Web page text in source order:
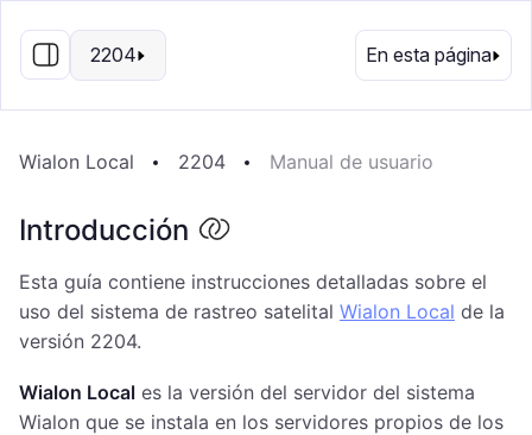
ES
2204 En esta página
Wialon Local 2204 Manual de usuario
Introducción
Esta guía contiene instrucciones detalladas sobre el
uso del sistema de rastreo satelital Wialon Local de la
versión 2204.
Wialon Local es la versión del servidor del sistema
Wialon que se instala en los servidores propios de los